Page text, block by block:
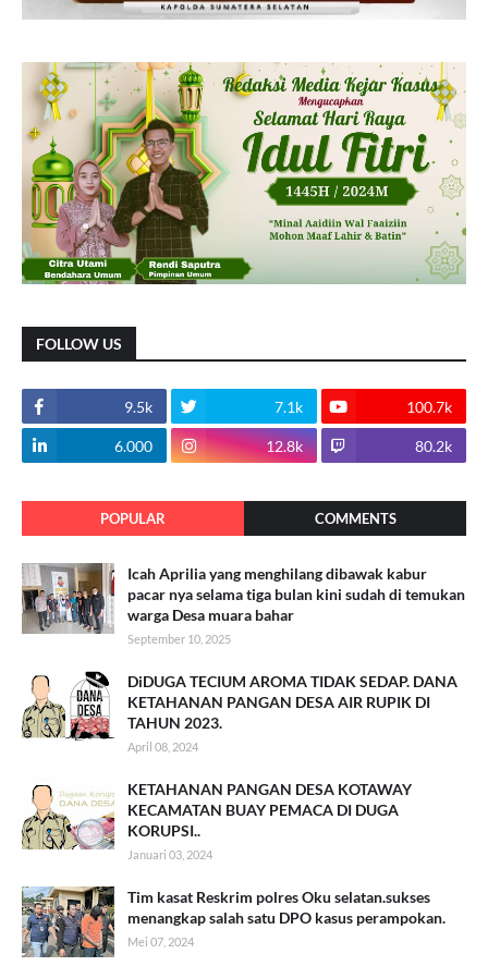
FOLLOW US
9.5k 7.1k 100.7k
6.000 12.8k 80.2k
POPULAR COMMENTS
Icah Aprilia yang menghilang dibawak kabur
pacar nya selama tiga bulan kini sudah di temukan
warga Desa muara bahar
September 10, 2025
DiDUGA TECIUM AROMA TIDAK SEDAP. DANA
KETAHANAN PANGAN DESA AIR RUPIK DI
TAHUN 2023.
April 08, 2024
KETAHANAN PANGAN DESA KOTAWAY
KECAMATAN BUAY PEMACA DI DUGA
KORUPSI..
Januari 03, 2024
Tim kasat Reskrim polres Oku selatan.sukses
menangkap salah satu DPO kasus perampokan.
Mei 07, 2024